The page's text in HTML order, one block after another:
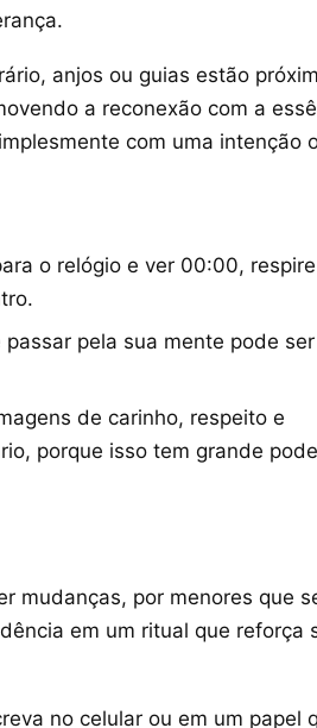
anjos ou guias estão
a reconexão com a
com uma intenção
o relógio e ver 00:00,
passar pela sua mente pode
de carinho, respeito e
porque isso tem grande
mudanças, por menores que
em um ritual que reforça
no celular ou em um papel